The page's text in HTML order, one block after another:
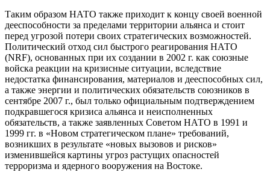
Таким образом НАТО также приходит к концу своей военной
дееспособности за пределами территории альянса и стоит
перед угрозой потери своих стратегических возможностей.
Политический отход сил быстрого реагирования НАТО
(NRF), основанных при их создании в 2002 г. как союзные
войска реакции на кризисные ситуации, вследствие
недостатка финансирования, материалов и дееспособных сил,
а также энергии и политических обязательств союзников в
сентябре 2007 г., был только официальным подтверждением
подкравшегося кризиса альянса и неисполненных
обязательств, а также заявленных Советом НАТО в 1991 и
1999 гг. в «Новом стратегическом плане» требований,
возникших в результате «новых вызовов и рисков»
изменившейся картины угроз растущих опасностей
терроризма и ядерного вооружения на Востоке.